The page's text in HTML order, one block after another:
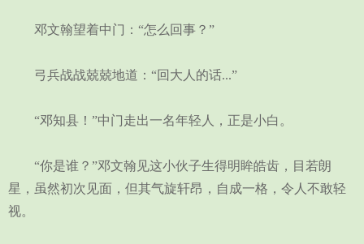
邓文翰望着中门：“怎么回事？”
弓兵战战兢兢地道：“回大人的话...”
“邓知县！”中门走出一名年轻人，正是小白。
“你是谁？”邓文翰见这小伙子生得明眸皓齿，目若朗
星，虽然初次见面，但其气旋轩昂，自成一格，令人不敢轻
视。